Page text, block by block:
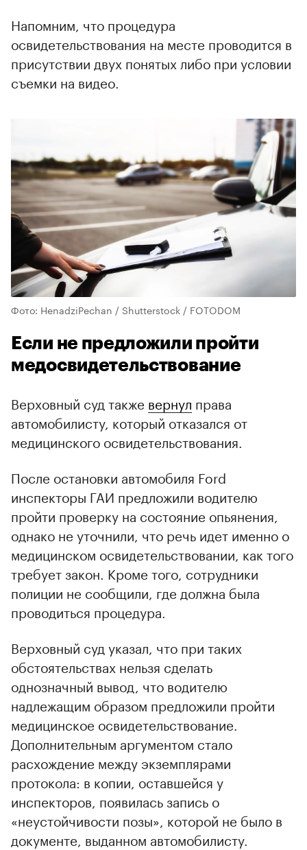
Напомним, что процедура
освидетельствования на месте проводится в
присутствии двух понятых либо при условии
съемки на видео.
Фото: HenadziPechan / Shutterstock / FOTODOM
Если не предложили пройти
медосвидетельствование
Верховный суд также вернул права
автомобилисту, который отказался от
медицинского освидетельствования.
После остановки автомобиля Ford
инспекторы ГАИ предложили водителю
пройти проверку на состояние опьянения,
однако не уточнили, что речь идет именно о
медицинском освидетельствовании, как того
требует закон. Кроме того, сотрудники
полиции не сообщили, где должна была
проводиться процедура.
Верховный суд указал, что при таких
обстоятельствах нельзя сделать
однозначный вывод, что водителю
надлежащим образом предложили пройти
медицинское освидетельствование.
Дополнительным аргументом стало
расхождение между экземплярами
протокола: в копии, оставшейся у
инспекторов, появилась запись о
«неустойчивости позы», которой не было в
документе, выданном автомобилисту.